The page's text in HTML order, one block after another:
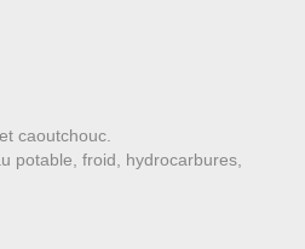
caoutchouc.
potable, froid, hydrocarbures,